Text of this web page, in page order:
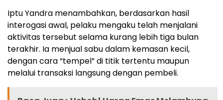
Iptu Yandra menambahkan, berdasarkan hasil
interogasi awal, pelaku mengaku telah menjalani
aktivitas tersebut selama kurang lebih tiga bulan
terakhir. Ia menjual sabu dalam kemasan kecil,
dengan cara “tempel” di titik tertentu maupun
melalui transaksi langsung dengan pembeli.